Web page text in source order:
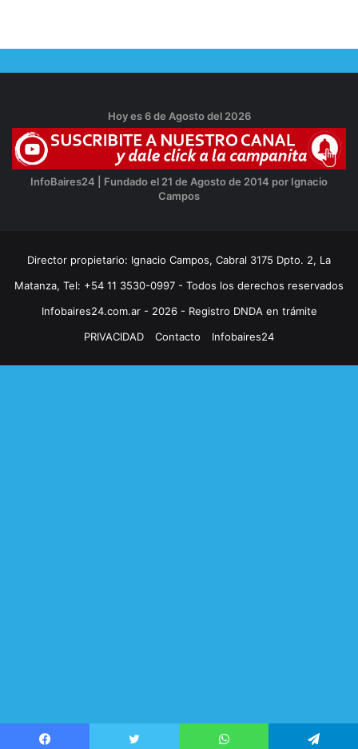
Hoy es 6 de Agosto del 2026
InfoBaires24 | Fundado el 21 de Agosto de 2014 por Ignacio
Campos
Director propietario: Ignacio Campos, Cabral 3175 Dpto. 2, La
Matanza, Tel: +54 11 3530-0997 - Todos los derechos reservados
Infobaires24.com.ar - 2026 - Registro DNDA en trámite
PRIVACIDAD
Contacto Infobaires24